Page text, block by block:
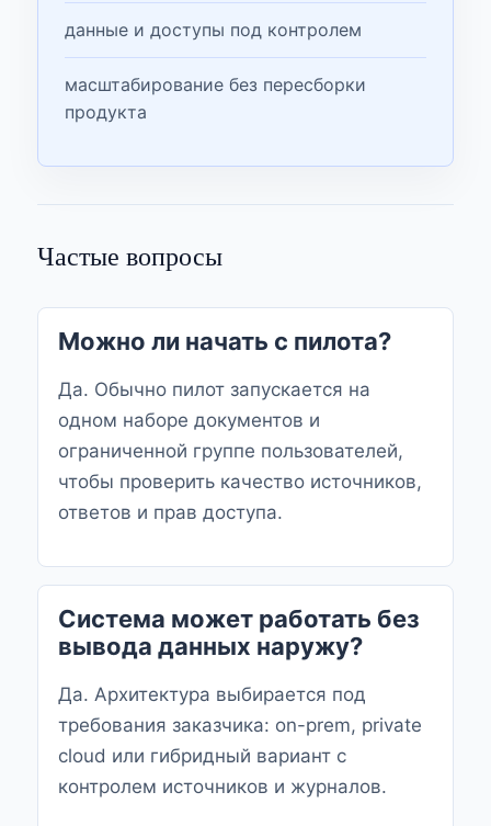
данные и доступы под контролем
масштабирование без пересборки
продукта
Частые вопросы
Можно ли начать с пилота?
Да. Обычно пилот запускается на
одном наборе документов и
ограниченной группе пользователей,
чтобы проверить качество источников,
ответов и прав доступа.
Система может работать без
вывода данных наружу?
Да. Архитектура выбирается под
требования заказчика: on-prem, private
cloud или гибридный вариант с
контролем источников и журналов.